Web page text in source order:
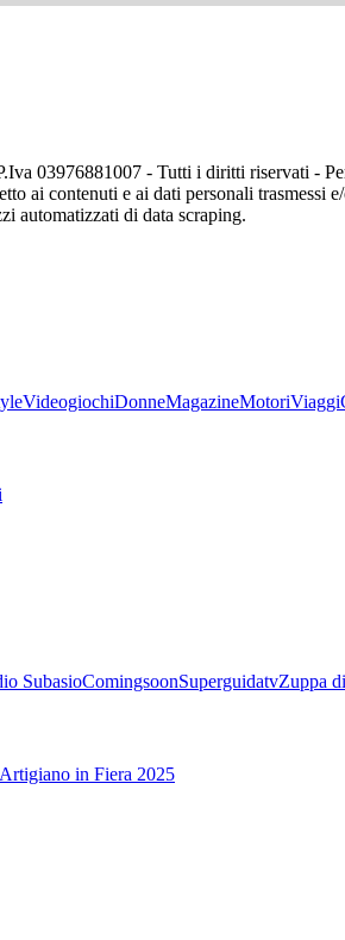
03976881007 - Tutti i diritti riservati -
ai contenuti e ai dati personali trasmessi
automatizzati di data scraping.
VideogiochiDonneMagazineMotoriViaggi
SubasioComingsoonSuperguidatvZuppa
in Fiera 2025